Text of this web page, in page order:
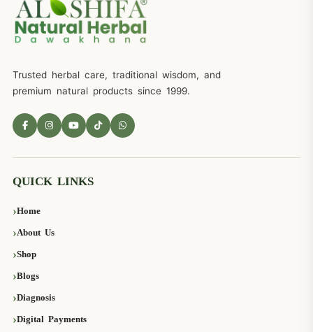
Trusted herbal care, traditional wisdom, and
premium natural products since 1999.
QUICK LINKS
Home
About Us
Shop
Blogs
Diagnosis
Digital Payments